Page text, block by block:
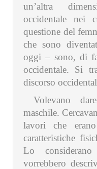
un’altra
occidentale nei
questione del
che sono
oggi – sono, di
occidentale. Si
discorso
Volevano
maschile.
lavori che
caratteristiche
Lo
vorrebbero